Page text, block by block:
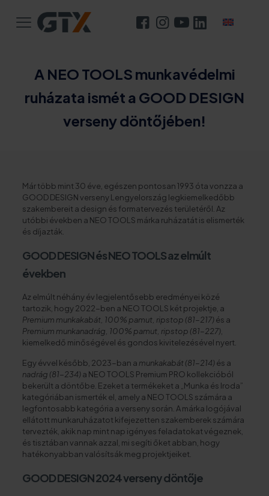
A NEO TOOLS munkavédelmi
ruházata ismét a GOOD DESIGN
verseny döntőjében!
Már több mint 30 éve, egészen pontosan 1993 óta vonzza a
GOOD DESIGN verseny Lengyelország legkiemelkedőbb
szakembereit a design és formatervezés területéről. Az
utóbbi években a NEO TOOLS márka ruházatát is elismerték
és díjazták.
GOOD DESIGN és NEO TOOLS az elmúlt
években
Az elmúlt néhány év legjelentősebb eredményei közé
tartozik, hogy 2022-ben a NEO TOOLS két projektje, a
Premium munkakabát, 100% pamut, ripstop (81-217) és a
Premium munkanadrág, 100% pamut, ripstop (81-227)
kiemelkedő minőségével és gondos kivitelezésével nyert.
Egy évvel később, 2023-ban a munkakabát (81-214) és a
nadrág (81-234) a NEO TOOLS Premium PRO kollekcióból
bekerült a döntőbe. Ezeket a termékeket a „Munka és Iroda”
kategóriában ismerték el, amely a NEO TOOLS számára a
legfontosabb kategória a verseny során. A márka logójával
ellátott munkaruházatot kifejezetten szakemberek számára
tervezték, akik nap mint nap igényes feladatokat végeznek,
és tisztában vannak azzal, mi segíti őket abban, hogy
hatékonyabban valósítsák meg projektjeiket.
GOOD DESIGN 2024 verseny döntője